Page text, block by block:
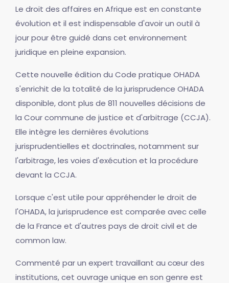
Le droit des affaires en Afrique est en constante
évolution et il est indispensable d'avoir un outil à
jour pour être guidé dans cet environnement
juridique en pleine expansion.
Cette nouvelle édition du Code pratique OHADA
s'enrichit de la totalité de la jurisprudence OHADA
disponible, dont plus de 811 nouvelles décisions de
la Cour commune de justice et d'arbitrage (CCJA).
Elle intègre les dernières évolutions
jurisprudentielles et doctrinales, notamment sur
l'arbitrage, les voies d'exécution et la procédure
devant la CCJA.
Lorsque c'est utile pour appréhender le droit de
l'OHADA, la jurisprudence est comparée avec celle
de la France et d'autres pays de droit civil et de
common law.
Commenté par un expert travaillant au cœur des
institutions, cet ouvrage unique en son genre est